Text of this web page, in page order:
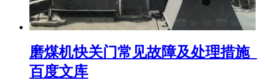
磨煤机快关门常见故障及处理措施_
百度文库